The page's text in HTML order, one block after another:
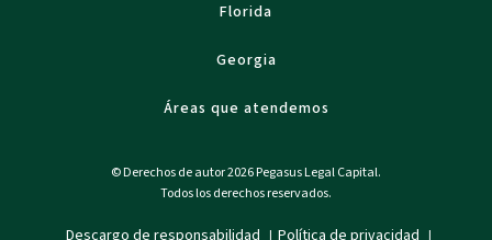
Florida
Georgia
Áreas que atendemos
© Derechos de autor 2026 Pegasus Legal Capital.
Todos los derechos reservados.
Descargo de responsabilidad | Política de privacidad |